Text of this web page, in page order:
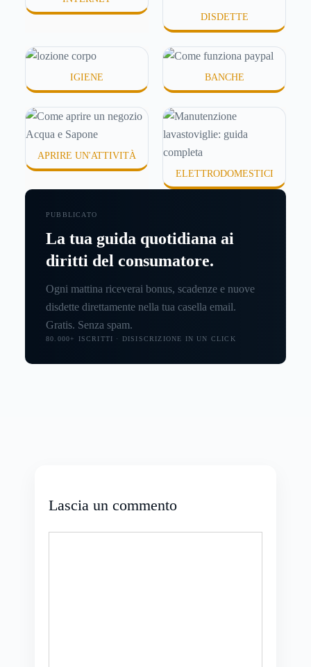
DISDETTE
IGIENE BANCHE
APRIRE UN'ATTIVITÀ
ELETTRODOMESTICI
PUBBLICATO
La tua guida quotidiana ai
diritti del consumatore.
Ogni mattina riceverai bonus, scadenze e nuove
disdette direttamente nella tua casella email.
Gratis. Senza spam.
80.000+ ISCRITTI · DISISCRIZIONE IN UN CLICK
Lascia un commento